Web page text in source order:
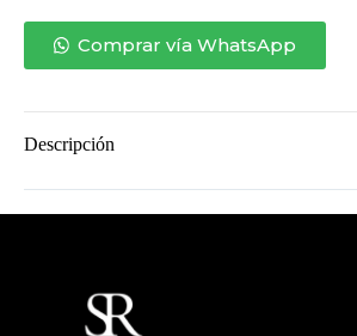
Derecho
cantidadComprar vía WhatsApp
Descripción